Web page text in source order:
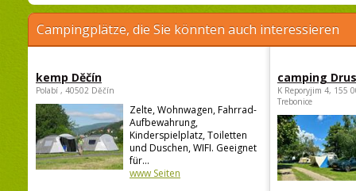
Campingplätze, die Sie könnten auch interessieren
kemp Děčín
Polabí , 40502 Děčín
Zelte, Wohnwagen, Fahrrad-
Aufbewahrung,
Kinderspielplatz, Toiletten
und Duschen, WIFI. Geeignet
für...
www Seiten
camping
K Reporyjim 4, 155
Trebonice